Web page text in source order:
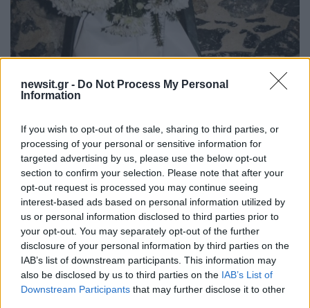
newsit.gr - Do Not Process My Personal
Information
If you wish to opt-out of the sale, sharing to third parties, or
processing of your personal or sensitive information for
targeted advertising by us, please use the below opt-out
section to confirm your selection. Please note that after your
opt-out request is processed you may continue seeing
interest-based ads based on personal information utilized by
us or personal information disclosed to third parties prior to
your opt-out. You may separately opt-out of the further
disclosure of your personal information by third parties on the
IAB’s list of downstream participants. This information may
also be disclosed by us to third parties on the IAB’s List of
Downstream Participants that may further disclose it to other